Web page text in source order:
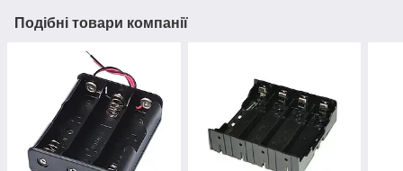
Подібні товари компанії